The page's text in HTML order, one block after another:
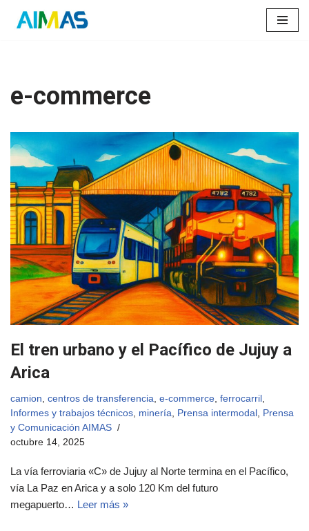
e-commerce
El tren urbano y el Pacífico de Jujuy a
Arica
camion centros de transferencia e-commerce ferrocarril
Informes y trabajos técnicos minería Prensa intermodal Prensa
y Comunicación AIMAS
octubre 14, 2025
La vía ferroviaria «C» de Jujuy al Norte termina en el Pacífico,
vía La Paz en Arica y a solo 120 Km del futuro
megapuerto… Leer más »